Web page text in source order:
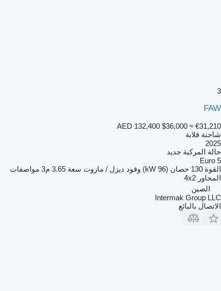
3
FAW
AED 132,400 $36,000 ≈ €31,210
شاحنة قلابة
2025
حالة المركبة جديد
Euro 5
القوة 130 حصان (96 kW) وقود ديزل / مازوت سعة 3.65 م3
مواصفات
المحاور 4x2
الصين
Intermak Group LLC
الاتصال بالبائع